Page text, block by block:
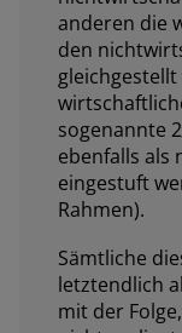
anderen die
den
sogenannte
ebenfalls als
eingestuft
Rahmen).
Sämtliche
letztendlich
mit der